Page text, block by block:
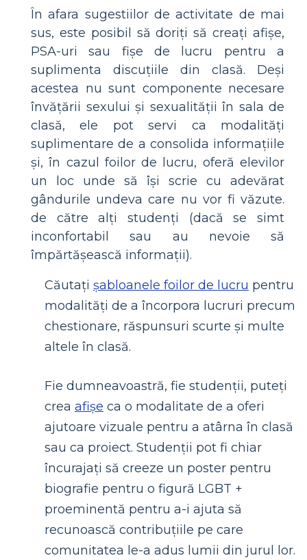
În afara sugestiilor de activitate de mai
sus, este posibil să doriți să creați afișe,
PSA-uri sau fișe de lucru pentru a
suplimenta discuțiile din clasă. Deși
acestea nu sunt componente necesare
învățării sexului și sexualității în sala de
clasă, ele pot servi ca modalități
suplimentare de a consolida informațiile
și, în cazul foilor de lucru, oferă elevilor
un loc unde să își scrie cu adevărat
gândurile undeva care nu vor fi văzute.
de către alți studenți (dacă se simt
inconfortabil sau au nevoie să
împărtășească informații).
Căutați șabloanele foilor de lucru pentru
modalități de a încorpora lucruri precum
chestionare, răspunsuri scurte și multe
altele în clasă.
Fie dumneavoastră, fie studenții, puteți
crea afișe ca o modalitate de a oferi
ajutoare vizuale pentru a atârna în clasă
sau ca proiect. Studenții pot fi chiar
încurajați să creeze un poster pentru
biografie pentru o figură LGBT +
proeminentă pentru a-i ajuta să
recunoască contribuțiile pe care
comunitatea le-a adus lumii din jurul lor.